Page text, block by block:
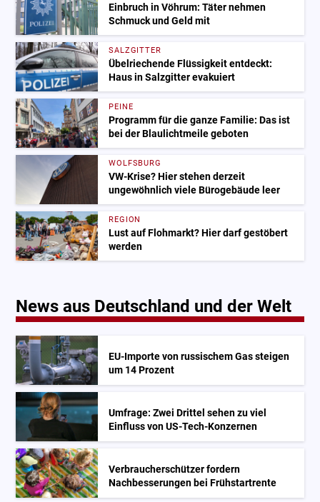
Einbruch in Vöhrum: Täter nehmen
Schmuck und Geld mit
SALZGITTER
Übelriechende Flüssigkeit entdeckt:
Haus in Salzgitter evakuiert
PEINE
Programm für die ganze Familie: Das ist
bei der Blaulichtmeile geboten
WOLFSBURG
VW-Krise? Hier stehen derzeit
ungewöhnlich viele Bürogebäude leer
REGION
Lust auf Flohmarkt? Hier darf gestöbert
werden
News aus Deutschland und der Welt
EU-Importe von russischem Gas steigen
um 14 Prozent
Umfrage: Zwei Drittel sehen zu viel
Einfluss von US-Tech-Konzernen
Verbraucherschützer fordern
Nachbesserungen bei Frühstartrente